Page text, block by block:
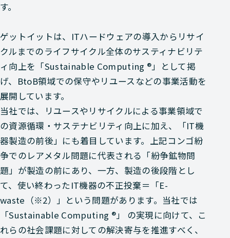
す。
ゲットイットは、ITハードウェアの導入からリサイ
クルまでのライフサイクル全体のサスティナビリテ
ィ向上を「Sustainable Computing ®」として掲
げ、BtoB領域での保守やリユースなどの事業活動を
展開しています。
当社では、リユースやリサイクルによる事業領域で
の資源循環・サステナビリティ向上に加え、「IT機
器製造の前後」にも着目しています。上記コンゴ紛
争でのレアメタル問題に代表される「紛争鉱物問
題」が製造の前にあり、一方、製造の後段階とし
て、使い終わったIT機器の不正投棄＝「E-
waste（※2）」という問題があります。当社では
「Sustainable Computing ®」 の実現に向けて、こ
れらの社会課題に対しての解決寄与を推進すべく、